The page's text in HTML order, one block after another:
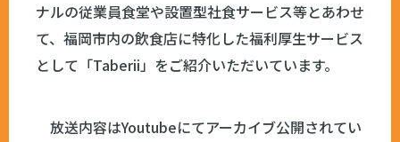
ナルの従業員食堂や設置型社食サービス等とあわせ
て、福岡市内の飲食店に特化した福利厚生サービス
として「Taberii」をご紹介いただいています。
放送内容はYoutubeにてアーカイブ公開されてい